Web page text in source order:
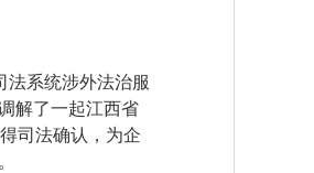
法系统涉外法治服
解了一起江西省
司法确认，为企